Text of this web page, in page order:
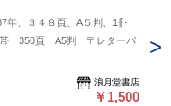
年、３４８頁、A５判、1冊
350頁 A5判 〒レターパ
浪月堂書店
￥1,500